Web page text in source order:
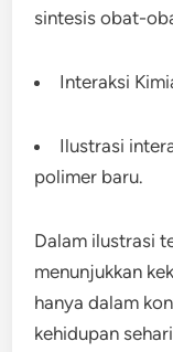
sintesis obat-
Interaksi
Ilustrasi
polimer baru.
Dalam ilustrasi
menunjukkan
hanya dalam
kehidupan